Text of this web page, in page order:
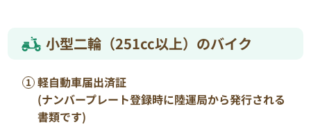
小型二輪（251cc以上）のバイク
軽自動車届出済証
(ナンバープレート登録時に陸運局から発行される
書類です)